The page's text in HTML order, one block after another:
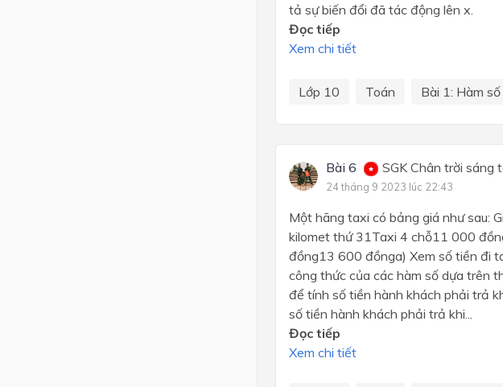
tả sự biến đổi đã tác động lên x.
Đọc tiếp
Xem chi tiết
Lớp 10 Toán Bài 1: Hàm
Bài 6 SGK Chân trời sáng
24 tháng 9 2023 lúc 22:43
Một hãng taxi có bảng giá như sau:
kilomet thứ 31Taxi 4 chỗ11 000
đồng13 600 đồnga) Xem số tiền đi
công thức của các hàm số dựa trên
để tính số tiền hành khách phải trả
số tiền hành khách phải trả khi...
Đọc tiếp
Xem chi tiết